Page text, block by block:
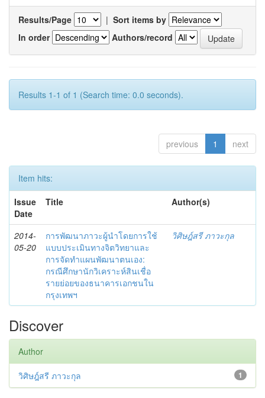
Results/Page | Sort items by
In order
Authors/record
Results 1-1 of 1 (Search time: 0.0 seconds).
previous 1 next
Item hits:
Issue
Date
Title Author(s)
2014-
05-20
การพัฒนาภาวะผู้นำโดยการใช้
แบบประเมินทางจิตวิทยาและ
การจัดทำแผนพัฒนาตนเอง:
กรณีศึกษานักวิเคราะห์สินเชื่อ
รายย่อยของธนาคารเอกชนใน
กรุงเทพฯ
วิศิษฎ์สรี ภาวะกุล
Discover
Author
1
วิศิษฎ์สรี ภาวะกุล